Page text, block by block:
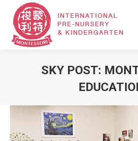
SKY POST: